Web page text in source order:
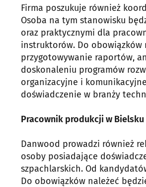
Firma poszukuje również
Osoba na tym stanowisku
oraz praktycznymi dla
instruktorów. Do
przygotowywanie raportów,
doskonaleniu programów
organizacyjne i
doświadczenie w branży
Pracownik produkcji w
Danwood prowadzi również
osoby posiadające
szpachlarskich. Od
Do obowiązków należeć